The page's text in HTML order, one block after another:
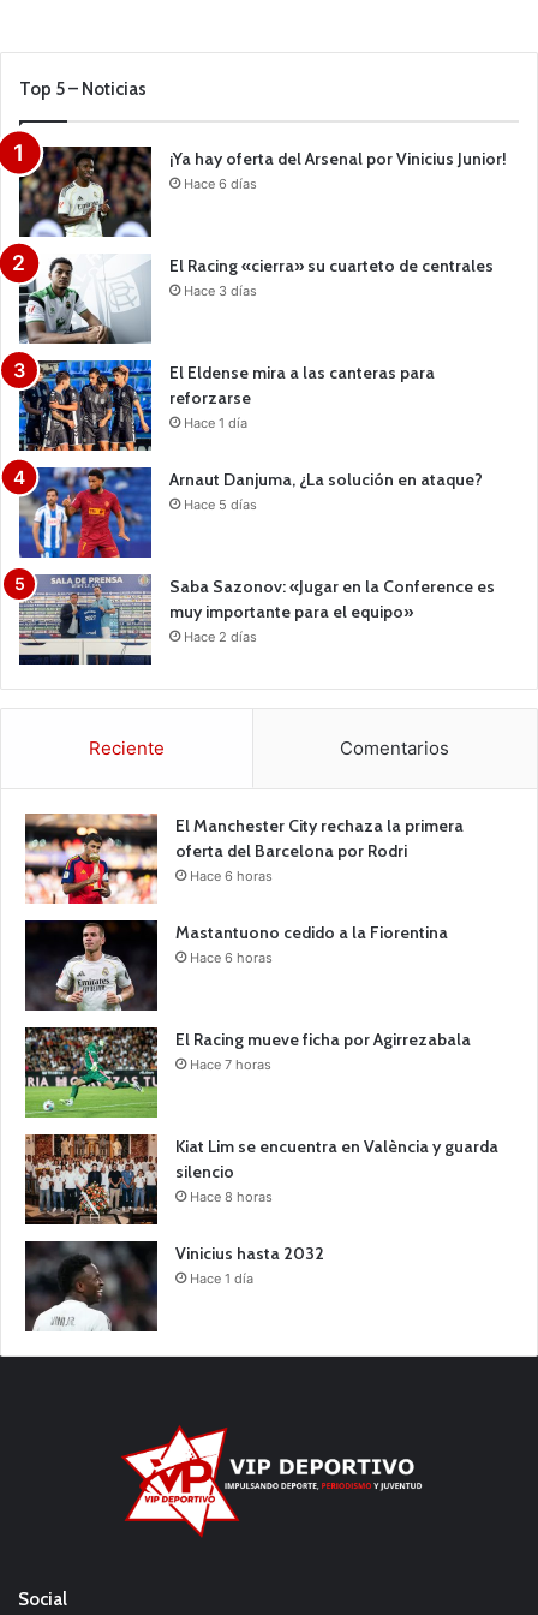
Top 5 – Noticias
¡Ya hay oferta del Arsenal por Vinicius Junior!
Hace 6 días
El Racing «cierra» su cuarteto de centrales
Hace 3 días
El Eldense mira a las canteras para
reforzarse
Hace 1 día
Arnaut Danjuma, ¿La solución en ataque?
Hace 5 días
Saba Sazonov: «Jugar en la Conference es
muy importante para el equipo»
Hace 2 días
Reciente Comentarios
El Manchester City rechaza la primera
oferta del Barcelona por Rodri
Hace 6 horas
Mastantuono cedido a la Fiorentina
Hace 6 horas
El Racing mueve ficha por Agirrezabala
Hace 7 horas
Kiat Lim se encuentra en València y guarda
silencio
Hace 8 horas
Vinicius hasta 2032
Hace 1 día
Social